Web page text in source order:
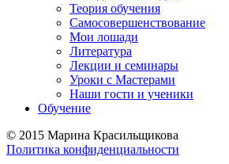
Теория обучения
Самосовершенствование
Мои лошади
Литература
Лекции и семинары
Уроки с Мастерами
Наши гости и ученики
Обучение
© 2015 Марина Красильщикова
Политика конфиденциальности